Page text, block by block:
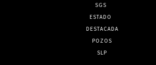
SGS
ESTADO
DESTACADA
POZOS
SLP